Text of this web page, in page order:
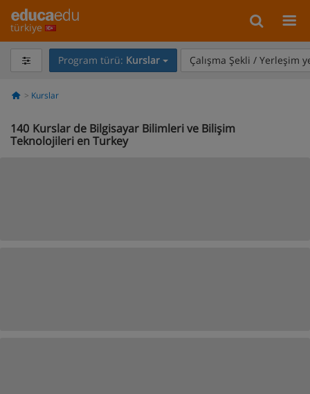
türkiye
Program türü: Kurslar Çalışma Şekli / Yerleşim
Kurslar
140 Kurslar de Bilgisayar Bilimleri ve Bilişim
Teknolojileri en Turkey